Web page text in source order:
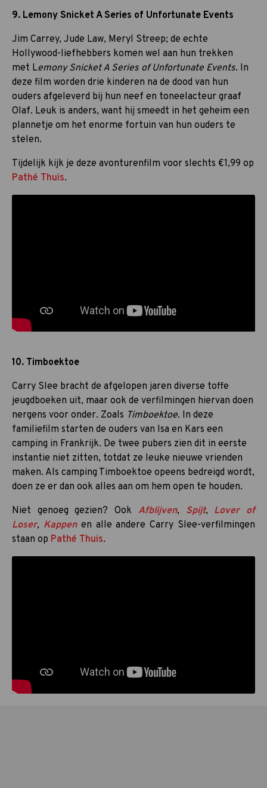
9. Lemony Snicket A Series of Unfortunate Events
Jim Carrey, Jude Law, Meryl Streep; de echte
Hollywood-liefhebbers komen wel aan hun trekken
met Lemony Snicket A Series of Unfortunate Events. In
deze film worden drie kinderen na de dood van hun
ouders afgeleverd bij hun neef en toneelacteur graaf
Olaf. Leuk is anders, want hij smeedt in het geheim een
plannetje om het enorme fortuin van hun ouders te
stelen.
Tijdelijk kijk je deze avonturenfilm voor slechts €1,99 op
Pathé Thuis.
10. Timboektoe
Carry Slee bracht de afgelopen jaren diverse toffe
jeugdboeken uit, maar ook de verfilmingen hiervan doen
nergens voor onder. Zoals Timboektoe. In deze
familiefilm starten de ouders van Isa en Kars een
camping in Frankrijk. De twee pubers zien dit in eerste
instantie niet zitten, totdat ze leuke nieuwe vrienden
maken. Als camping Timboektoe opeens bedreigd wordt,
doen ze er dan ook alles aan om hem open te houden.
Niet genoeg gezien? Ook Afblijven, Spijt, Lover of
Loser, Kappenen alle andere Carry Slee-verfilmingen
staan op Pathé Thuis.